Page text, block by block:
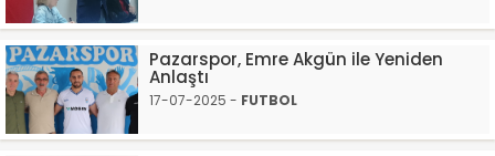
Pazarspor, Emre Akgün ile Yeniden
Anlaştı
17-07-2025 - FUTBOL